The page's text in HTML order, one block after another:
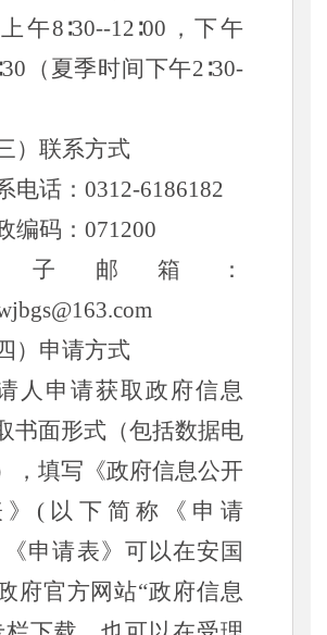
午8∶30--12∶00，下午
（夏季时间下午2∶30-
）联系方式
电话： 0312-6186182
编码： 071200
子邮箱：
）申请方式
人申请获取政府信息
书面形式（包括数据电
，填写《政府信息公开
》 (以下简称《申请
申请表》可以在安国
府官方网站“政府信息